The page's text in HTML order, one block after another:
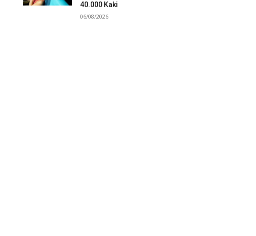
40.000 Kaki
06/08/2026